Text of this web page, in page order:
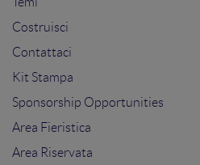
Costruisci
Contattaci
Kit Stampa
Sponsorship Opportunities
Area Fieristica
Area Riservata